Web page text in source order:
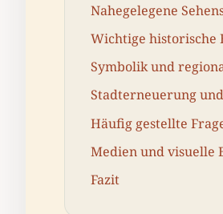
Nahegelegene
Wichtige historische
Symbolik und
Stadterneuerung
Häufig gestellte
Medien und visuelle
Fazit